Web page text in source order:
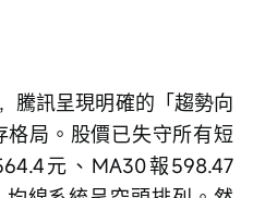
局。股價已失守所有短
元、MA30報598.47